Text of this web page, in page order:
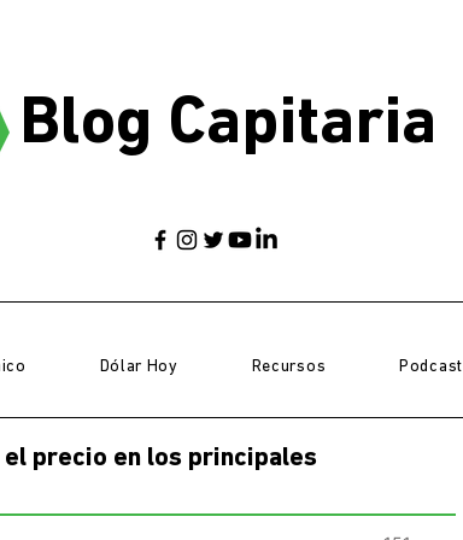
Blog Capitaria
Dólar Hoy Recursos Podcast
el precio en los principales